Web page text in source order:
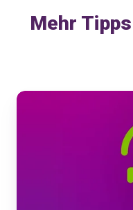
Mehr
KLARA